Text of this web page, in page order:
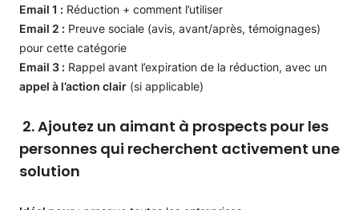
Email 1 : Réduction + comment l’utiliser
Email 2 : Preuve sociale (avis, avant/après, témoignages)
pour cette catégorie
Email 3 : Rappel avant l’expiration de la réduction, avec un
appel à l’action clair (si applicable)
2. Ajoutez un aimant à prospects pour les
personnes qui recherchent activement une
solution